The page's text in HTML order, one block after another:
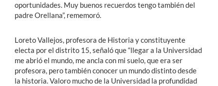
oportunidades. Muy buenos recuerdos tengo también del
padre Orellana”, rememoró.
Loreto Vallejos, profesora de Historia y constituyente
electa por el distrito 15, señaló que “llegar a la Universidad
me abrió el mundo, me ancla con mi suelo, que era ser
profesora, pero también conocer un mundo distinto desde
la historia. Valoro mucho de la Universidad la profundidad